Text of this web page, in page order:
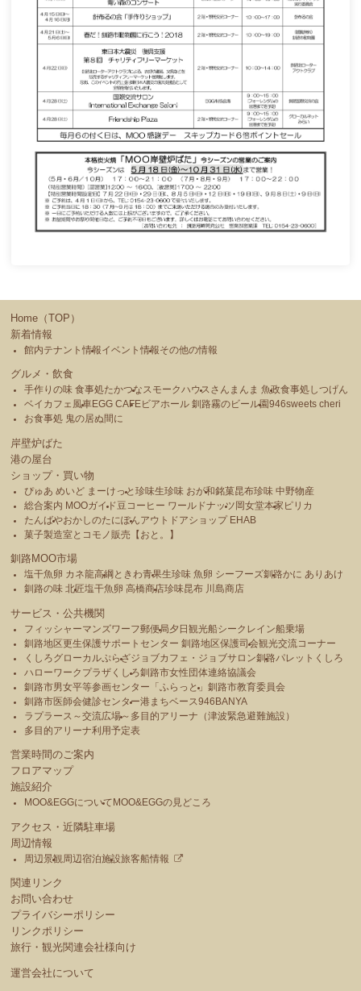
Home（TOP）
新着情報
館内テナント情報イベント情報その他の情報
グルメ・飲食
手作りの味 食事処たかつな スモークハウス さんまんま 魚政食事処しつげん
ベイカフェ風車EGG CAFEビアホール 釧路霧のビール園946sweets cheri
お食事処 鬼の居ぬ間に
岸壁炉ばた
港の屋台
ショップ・買い物
ぴゅあ めいど まーけっと珍味生珍味 おが和銘菓昆布珍味 中野物産
総合案内 MOOガイド豆コーヒー ワールドナッツ 岡女堂本家 ピリカ
たんばやおかしのたにぽんアウトドアショップ EHAB
菓子製造室とコモノ販売【おと。】
釧路MOO市場
塩干魚卵 カネ龍高綱 ときわ青果生珍味 魚卵 シーフーズ釧路かに ありあけ
釧路の味 北匠塩干魚卵 高橋商店珍味昆布 川島商店
サービス・公共機関
フィッシャーマンズワーフ郵便局夕日観光船シークレイン船乗場
釧路地区更生保護サポートセンター 釧路地区保護司会観光交流コーナー
くしろグローカルぷらざジョブカフェ・ジョブサロン釧路パレットくしろ
ハローワークプラザくしろ釧路市女性団体連絡協議会
釧路市男女平等参画センター「ふらっと」釧路市教育委員会
釧路市医師会健診センター港まちベース946BANYA
ラプラース～交流広場～ 多目的アリーナ（津波緊急避難施設）
多目的アリーナ利用予定表
営業時間のご案内
フロアマップ
施設紹介
MOO&EGGについて MOO&EGGの見どころ
アクセス・近隣駐車場
周辺情報
周辺景観 周辺宿泊施設旅客船情報
関連リンク
お問い合わせ
プライバシーポリシー
リンクポリシー
旅行・観光関連会社様向け
運営会社について